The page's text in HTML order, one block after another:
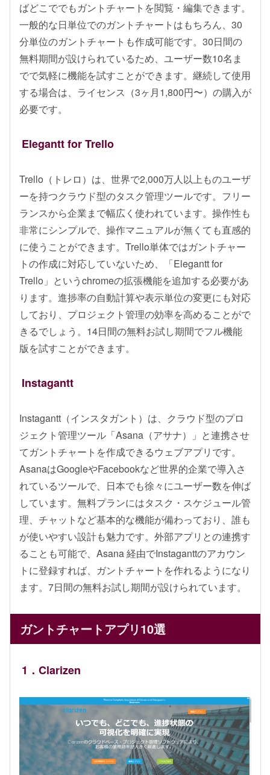
ばどこででもガントチャートを閲覧・編集できます。
一般的な日単位でのガントチャートはもちろん、30
分単位のガントチャートも作成可能です。30日間の
無料期間が設けられているため、ユーザー数10名ま
でで気軽に機能を試すことができます。継続して使用
する場合は、ライセンス（3ヶ月1,800円〜）の購入が
必要です。
Elegantt for Trello
Trello（トレロ）は、世界で2,000万人以上ものユーザ
ーを持つクラウド型のタスク管理ツールです。フリー
ランスから企業まで幅広く使われています。操作性も
非常にシンプルで、操作マニュアルが無くても直感的
に使うことができます。Trello単体ではガントチャー
トの作成に対応していないため、「Elegantt for
Trello」というchromeの拡張機能を追加する必要があ
ります。進捗率の自動計算や表示単位の変更にも対応
しており、プロジェクト管理の効率を高めることがで
きるでしょう。14日間の無料お試し期間でフル機能
版を試すことができます。
Instagantt
Instagantt（インスタガント）は、クラウド型のプロ
ジェクト管理ツール「Asana（アサナ）」と連携させ
てガントチャートを作成できるウェブアプリです。
AsanaはGoogleやFacebookなど世界的企業で導入さ
れているツールで、日本でも徐々にユーザー数を伸ば
しています。無料プランにはタスク・スケジュール管
理、チャットなど基本的な機能が備わっており、誰も
が使いやすい設計も魅力です。外部アプリとの連携す
ることも可能で、Asana 経由でInstaganttのアカウン
トに登録すれば、ガントチャートを作れるようになり
ます。7日間の無料お試し期間が設けられています。
ガントチャートアプリ10選
1．Clarizen